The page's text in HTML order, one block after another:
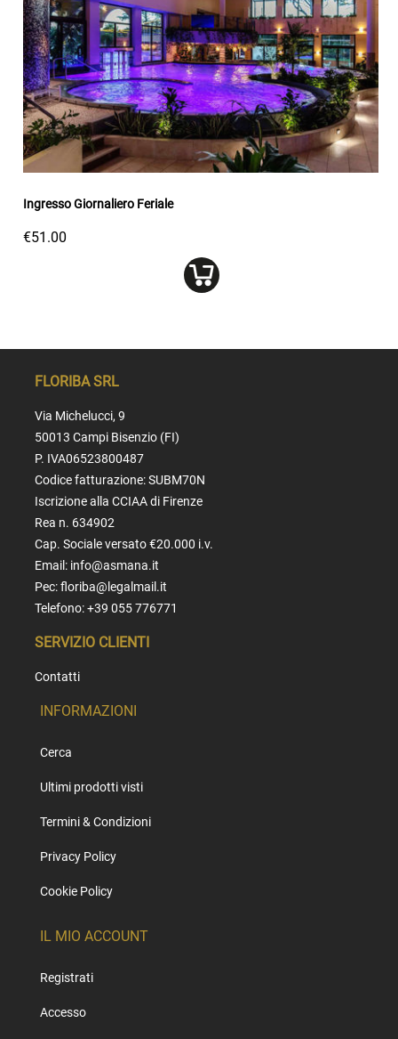
Ingresso Giornaliero Feriale
€51.00
FLORIBA SRL
Via Michelucci, 9
50013 Campi Bisenzio (FI)
P. IVA06523800487
Codice fatturazione: SUBM70N
Iscrizione alla CCIAA di Firenze
Rea n. 634902
Cap. Sociale versato €20.000 i.v.
Email: info@asmana.it
Pec:floriba@legalmail.it
Telefono:+39 055 776771
SERVIZIO CLIENTI
Contatti
INFORMAZIONI
Cerca
Ultimi prodotti visti
Termini & Condizioni
Privacy Policy
Cookie Policy
IL MIO ACCOUNT
Registrati
Accesso